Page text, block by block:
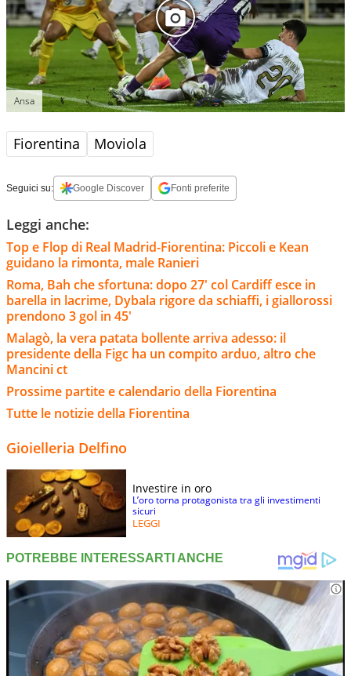
Ansa
Fiorentina Moviola
Seguici su: Google Discover Fonti preferite
Leggi anche:
Top e Flop di Real Madrid-Fiorentina: Piccoli e Kean
guidano la rimonta, male Ranieri
Roma, Bah che sfortuna: dopo 27' col Cardiff esce in
barella in lacrime, Dybala rigore da schiaffi, i giallorossi
prendono 3 gol in 45'
Malagò, la vera patata bollente arriva adesso: il
presidente della Figc ha un compito arduo, altro che
Mancini ct
Prossime partite e calendario della Fiorentina
Tutte le notizie della Fiorentina
Gioielleria Delfino
Investire in oro
L’oro torna protagonista tra gli investimenti
sicuri
LEGGI